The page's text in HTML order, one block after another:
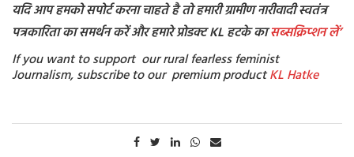
यदि आप हमको सपोर्ट करना चाहते है तो हमारी ग्रामीण नारीवादी स्वतंत्र
पत्रकारिता का समर्थन करें और हमारे प्रोडक्ट KL हटके कासब्सक्रिप्शनलें’
If you want to support our rural fearless feminist
Journalism, subscribe to our premium productKL Hatke